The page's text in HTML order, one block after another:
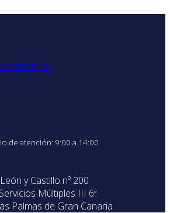
de atención: 9:00 a 14:00
y Castillo nº 200
Múltiples III 6ª
Palmas de Gran Canaria